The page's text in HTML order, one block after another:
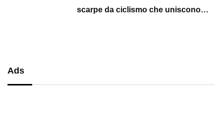
scarpe da ciclismo che uniscono
Ads